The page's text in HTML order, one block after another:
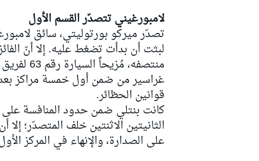
لامبورغيني تتصدّر القسم الأول
تصدّر ميركو بورتوليتي، سائق
لبثت أن بدأت تضغط عليه. إلا أنّ
غراسير من ضمن أول خمسة مراكز
قوانين الحظائر.
كانت بنتلي ضمن حدود المنافسة على
الثانيتين الاثنتين خلف المتصدّر؛
على الصدارة، والإنهاء في المركز